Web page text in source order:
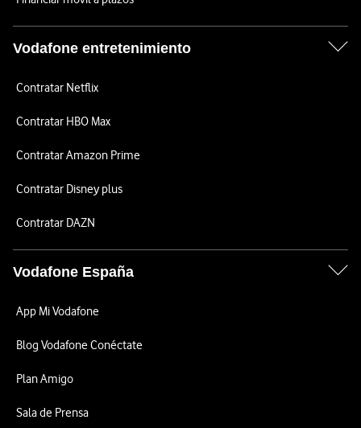
Vodafone entretenimiento
Contratar Netflix
Contratar HBO Max
Contratar Amazon Prime
Contratar Disney plus
Contratar DAZN
Vodafone España
App Mi Vodafone
Blog Vodafone Conéctate
Plan Amigo
Sala de Prensa